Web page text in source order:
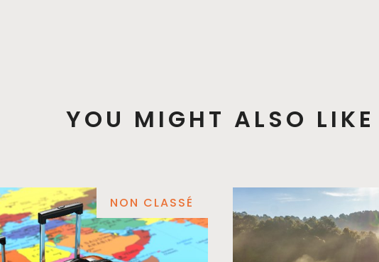
YOU MIGHT ALSO LIKE
NON CLASSÉ